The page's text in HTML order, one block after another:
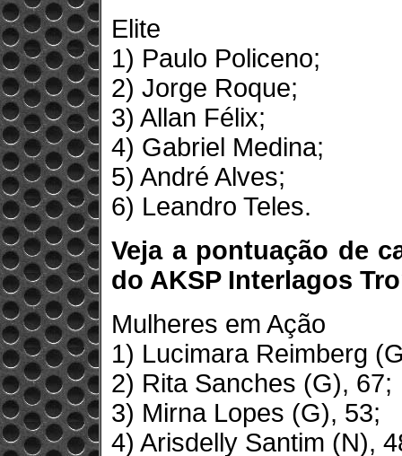
Elite
1) Paulo Policeno;
2) Jorge Roque;
3) Allan Félix;
4) Gabriel Medina;
5) André Alves;
6) Leandro Teles.
Veja a pontuação de
do AKSP Interlagos
Mulheres em Ação
1) Lucimara Reimberg
2) Rita Sanches (G), 67;
3) Mirna Lopes (G), 53;
4) Arisdelly Santim (N),